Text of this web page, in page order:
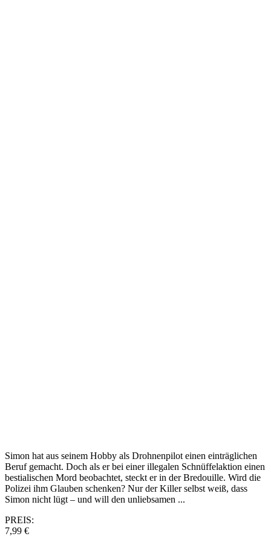
Simon hat aus seinem Hobby als Drohnenpilot einen einträglichen
Beruf gemacht. Doch als er bei einer illegalen Schnüffelaktion einen
bestialischen Mord beobachtet, steckt er in der Bredouille. Wird die
Polizei ihm Glauben schenken? Nur der Killer selbst weiß, dass
Simon nicht lügt – und will den unliebsamen ...
PREIS:
7,99 €